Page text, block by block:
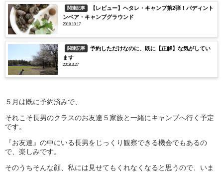
関連記事
【レビュー】ヘタレ・キャンプ第2弾！パディント
ンベア・キャンプグラウンド
2018.10.17
関連記事
予約しただけなのに、既に【正解】な気がしてい
ます
2018.3.27
５月は既に予約済みで、
それこそ長男のクラスのお友達５家族と一緒にキャンプへ行く予定
です。
『お友達』の中にいる長男をじっくり観察できる機会でもあるの
で、楽しみです。
そのうちそんな顔、私には見せてもくれなくなると思うので、いま